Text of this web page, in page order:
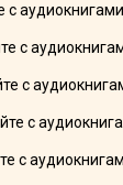
с
с
с
с
с